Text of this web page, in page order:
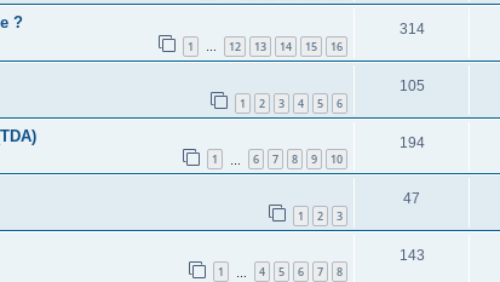
?
1 … 12 13 14 15 16
314
1 2 3 4 5 6
105
1 6 7 8 9 10
194
1 2 3
47
1 4 5 6 7 8
143